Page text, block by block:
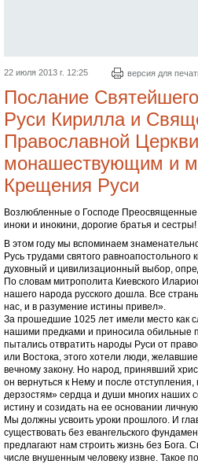
22 июля 2013 г. 12:25 версия для
Послание
Руси Кирилла и
Православной
монашествующим и
Крещения Руси
Возлюбленные о Господе
иноки и инокини, дорогие братья и сестры!
В этом году мы вспоминаем
Русь трудами святого
духовный и цивилизационный выбор,
По словам митрополита Киевского
нашего народа русского дошла. Все
нас, и в разумение истины привел».
За прошедшие 1025 лет имели место как
нашими предками и приносила обильные
пытались отвратить народы Руси от
или Востока, этого хотели люди,
вечному закону. Но народ, принявший
он вернуться к Нему и после
дерзостям» сердца и души многих наших
истину и созидать на ее основании
Мы должны усвоить уроки прошлого. И
существовать без евангельского
предлагают нам строить жизнь без Бога.
числе внушенным человеку извне. Такое